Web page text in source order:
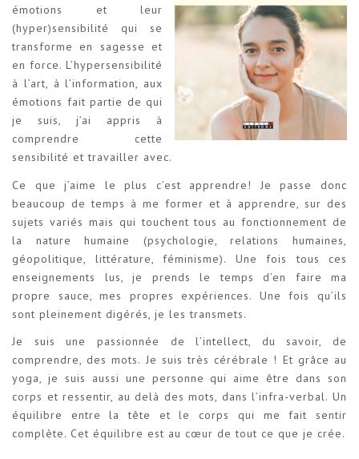
émotions et leur
(hyper)sensibilité qui se
transforme en sagesse et
en force. L’hypersensibilité
à l’art, à l’information, aux
émotions fait partie de qui
je suis, j’ai appris à
comprendre cette
sensibilité et travailler avec.
Ce que j’aime le plus c’est apprendre! Je passe donc
beaucoup de temps à me former et à apprendre, sur des
sujets variés mais qui touchent tous au fonctionnement de
la nature humaine (psychologie, relations humaines,
géopolitique, littérature, féminisme). Une fois tous ces
enseignements lus, je prends le temps d’en faire ma
propre sauce, mes propres expériences. Une fois qu’ils
sont pleinement digérés, je les transmets.
Je suis une passionnée de l’intellect, du savoir, de
comprendre, des mots. Je suis très cérébrale ! Et grâce au
yoga, je suis aussi une personne qui aime être dans son
corps et ressentir, au delà des mots, dans l’infra-verbal. Un
équilibre entre la tête et le corps qui me fait sentir
complète. Cet équilibre est au cœur de tout ce que je crée.